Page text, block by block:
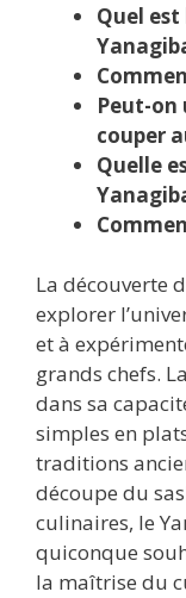
Quel
Peut-on
couper
Quelle
La découverte
explorer
et à
grands chefs.
dans sa
simples en
traditions
découpe du
culinaires, le
quiconque
la maîtrise du